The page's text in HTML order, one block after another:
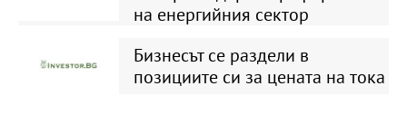
на енергийния сектор
Бизнесът се раздели в
позициите си за цената на тока